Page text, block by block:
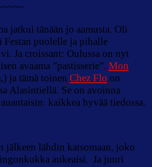
jatkui tänään jo aamusta. Oli
Festan puolelle ja pihalle
Ja croissant: Oulussa on nyt
avaama ”pastisserie”. Mon
ja tämä toinen Chez Flo on
Alasintiellä. Se on avoinna
kaikkea hyvää tiedossa.
jälkeen lähdin katsomaan, joko
aukeaisi. Ja juuri